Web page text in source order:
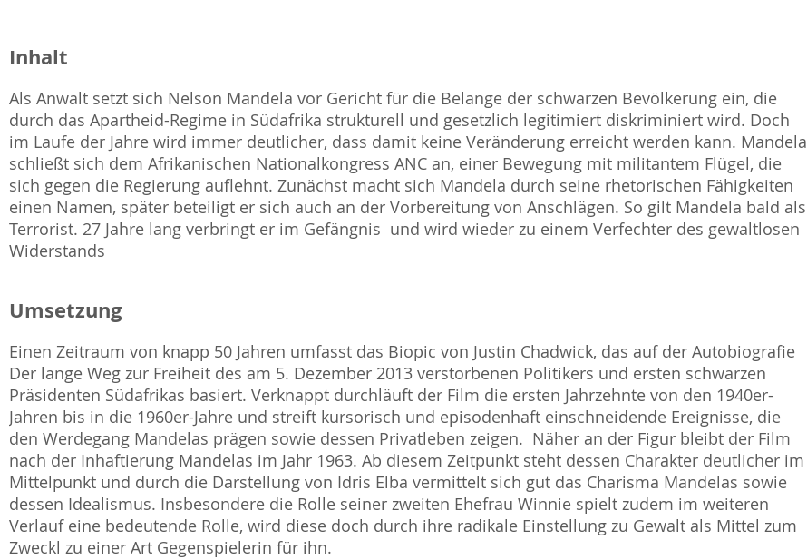
Inhalt
Als Anwalt setzt sich Nelson Mandela vor Gericht für die Belange der schwarzen Bevölkerung ein, die
durch das Apartheid-Regime in Südafrika strukturell und gesetzlich legitimiert diskriminiert wird. Doch
im Laufe der Jahre wird immer deutlicher, dass damit keine Veränderung erreicht werden kann. Mandela
schließt sich dem Afrikanischen Nationalkongress ANC an, einer Bewegung mit militantem Flügel, die
sich gegen die Regierung auflehnt. Zunächst macht sich Mandela durch seine rhetorischen Fähigkeiten
einen Namen, später beteiligt er sich auch an der Vorbereitung von Anschlägen. So gilt Mandela bald als
Terrorist. 27 Jahre lang verbringt er im Gefängnis  und wird wieder zu einem Verfechter des gewaltlosen
Widerstands
Umsetzung
Einen Zeitraum von knapp 50 Jahren umfasst das Biopic von Justin Chadwick, das auf der Autobiografie
Der lange Weg zur Freiheit des am 5. Dezember 2013 verstorbenen Politikers und ersten schwarzen
Präsidenten Südafrikas basiert. Verknappt durchläuft der Film die ersten Jahrzehnte von den 1940er-
Jahren bis in die 1960er-Jahre und streift kursorisch und episodenhaft einschneidende Ereignisse, die
den Werdegang Mandelas prägen sowie dessen Privatleben zeigen. Näher an der Figur bleibt der Film
nach der Inhaftierung Mandelas im Jahr 1963. Ab diesem Zeitpunkt steht dessen Charakter deutlicher im
Mittelpunkt und durch die Darstellung von Idris Elba vermittelt sich gut das Charisma Mandelas sowie
dessen Idealismus. Insbesondere die Rolle seiner zweiten Ehefrau Winnie spielt zudem im weiteren
Verlauf eine bedeutende Rolle, wird diese doch durch ihre radikale Einstellung zu Gewalt als Mittel zum
Zweckl zu einer Art Gegenspielerin für ihn.